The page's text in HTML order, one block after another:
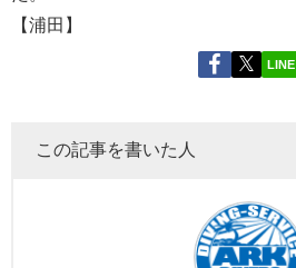
【浦田】
LINE
この記事を書いた人